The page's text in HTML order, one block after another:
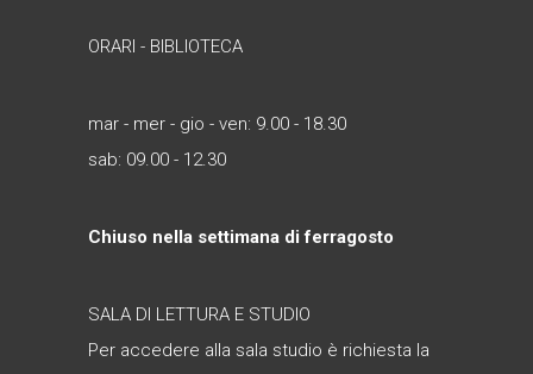
ORARI - BIBLIOTECA
mar - mer - gio - ven: 9.00 - 18.30
sab: 09.00 - 12.30
Chiuso nella settimana di ferragosto
SALA DI LETTURA E STUDIO
Per accedere alla sala studio è richiesta la